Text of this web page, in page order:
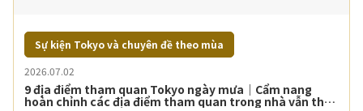
Sự kiện Tokyo và chuyên đề theo mùa
2026.07.02
9 địa điểm tham quan Tokyo ngày mưa｜Cẩm nang
hoàn chỉnh các địa điểm tham quan trong nhà vẫn thú